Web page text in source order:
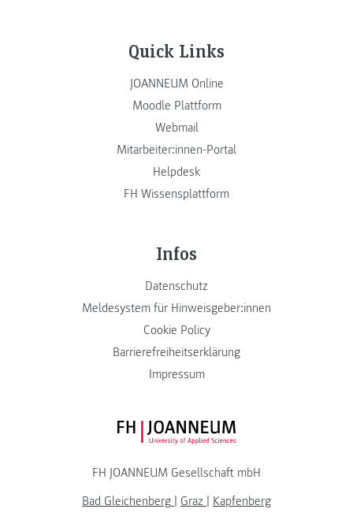
Quick Links
JOANNEUM Online
Moodle Plattform
Webmail
Mitarbeiter:innen-Portal
Helpdesk
FH Wissensplattform
Infos
Datenschutz
Meldesystem für Hinweisgeber:innen
Cookie Policy
Barrierefreiheitserklärung
Impressum
FH JOANNEUM Logo
FH JOANNEUM Gesellschaft mbH
Bad Gleichenberg | Graz | Kapfenberg